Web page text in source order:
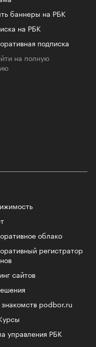
баннеры на РБК
на РБК
подписка
на полную
облако
регистратор
сайтов
podbor.ru
управления РБК